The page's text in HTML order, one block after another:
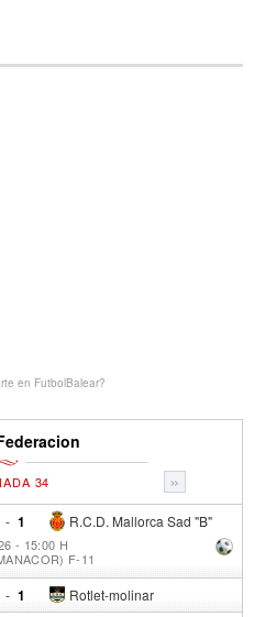
en FutbolBalear?
»
34
- R.C.D. Mallorca Sad "B"
1
- 15:00 H
F-11
- Rotlet-molinar
1